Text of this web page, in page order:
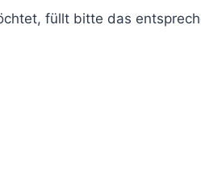
füllt bitte das